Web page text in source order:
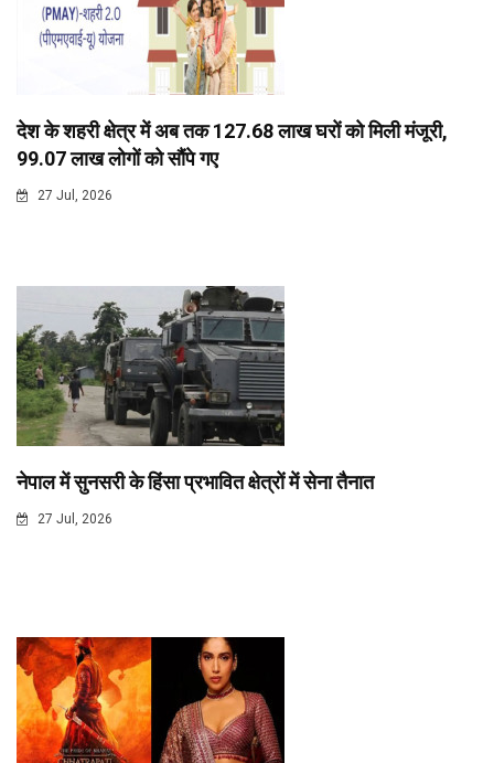
देश के शहरी क्षेत्र में अब तक 127.68 लाख घरों को मिली मंजूरी,
99.07 लाख लोगों को सौंपे गए
27 Jul, 2026
नेपाल में सुनसरी के हिंसा प्रभावित क्षेत्रों में सेना तैनात
27 Jul, 2026